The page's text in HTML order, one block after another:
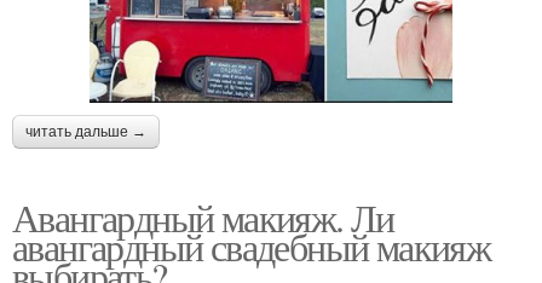
читать дальше →
Авангардный макияж. Ли
авангардный свадебный макияж